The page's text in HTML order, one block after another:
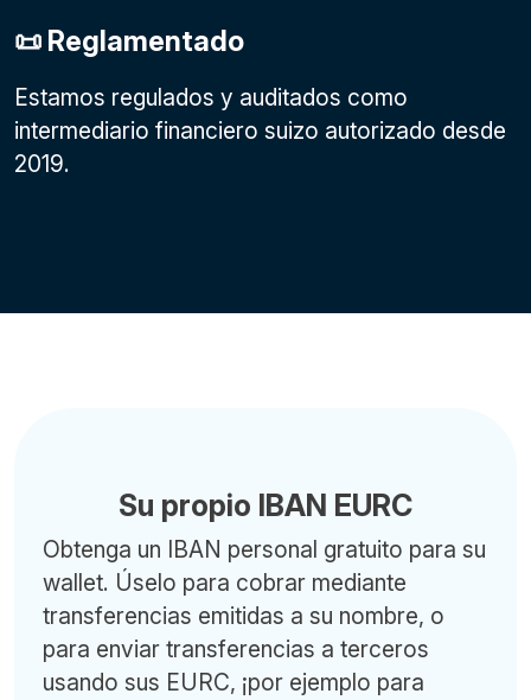
📜 Reglamentado
Estamos regulados y auditados como
intermediario financiero suizo autorizado desde
2019.
Su propio IBAN EURC
Obtenga un IBAN personal gratuito para su
wallet. Úselo para cobrar mediante
transferencias emitidas a su nombre, o
para enviar transferencias a terceros
usando sus EURC, ¡por ejemplo para